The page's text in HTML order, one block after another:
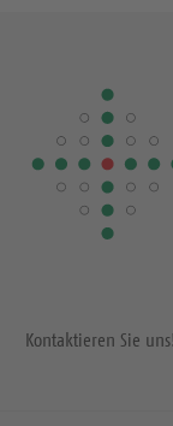
Kontaktieren Sie uns!